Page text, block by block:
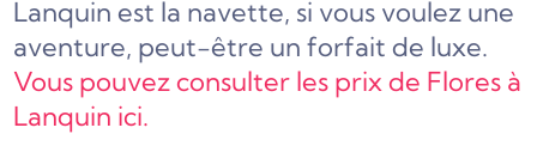
Lanquin est la navette, si vous voulez une
aventure, peut-être un forfait de luxe.
Vous pouvez consulter les prix de Flores à
Lanquin ici.